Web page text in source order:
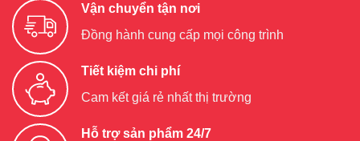
Vận chuyển tận nơi
Đồng hành cung cấp mọi công trình
Tiết kiệm chi phí
Cam kết giá rẻ nhất thị trường
Hỗ trợ sản phẩm 24/7